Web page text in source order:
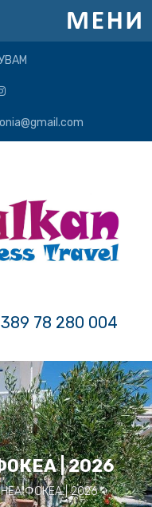
78 280 004
| 2026
ФОКЕА | 2026